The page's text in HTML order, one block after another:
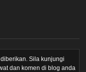
Sila kunjungi
dan komen di blog anda